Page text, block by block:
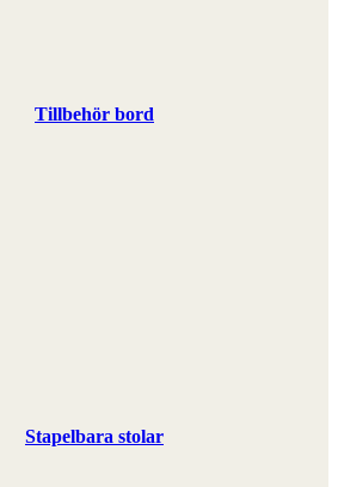
Tillbehör bord
Stapelbara stolar